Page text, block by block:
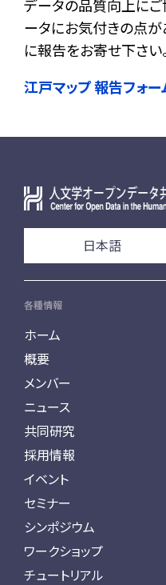
データの品質向上にご
ータにお気付きの点が
に報告をお寄せ下さい
江戸マップ 報告フォー
日本語
各種情報
ホーム
概要
メンバー
ニュース
共同研究
採用情報
イベント
セミナー
シンポジウム
ワークショップ
チュートリアル